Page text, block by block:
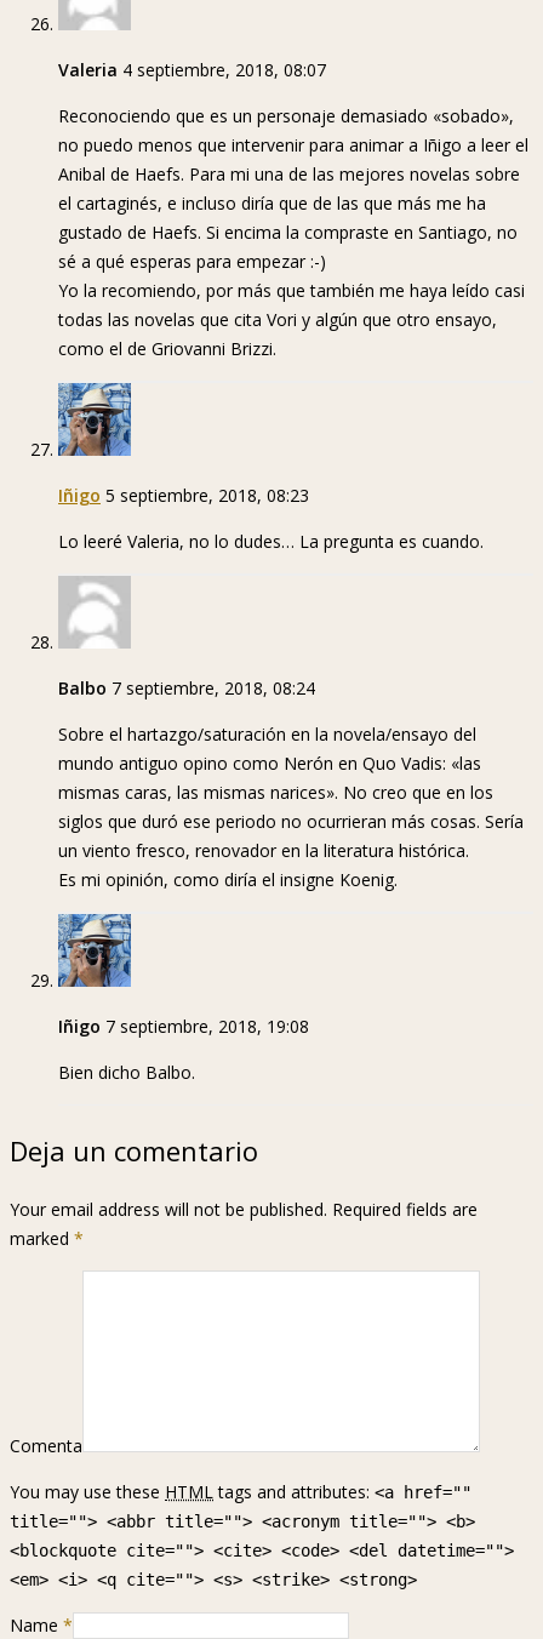
Valeria 4 septiembre, 2018, 08:07
Reconociendo que es un personaje demasiado «sobado»,
no puedo menos que intervenir para animar a Iñigo a leer el
Anibal de Haefs. Para mi una de las mejores novelas sobre
el cartaginés, e incluso diría que de las que más me ha
gustado de Haefs. Si encima la compraste en Santiago, no
sé a qué esperas para empezar :-)
Yo la recomiendo, por más que también me haya leído casi
todas las novelas que cita Vori y algún que otro ensayo,
como el de Griovanni Brizzi.
Iñigo 5 septiembre, 2018, 08:23
Lo leeré Valeria, no lo dudes… La pregunta es cuando.
Balbo 7 septiembre, 2018, 08:24
Sobre el hartazgo/saturación en la novela/ensayo del
mundo antiguo opino como Nerón en Quo Vadis: «las
mismas caras, las mismas narices». No creo que en los
siglos que duró ese periodo no ocurrieran más cosas. Sería
un viento fresco, renovador en la literatura histórica.
Es mi opinión, como diría el insigne Koenig.
Iñigo 7 septiembre, 2018, 19:08
Bien dicho Balbo.
Deja un comentario
Your email address will not be published. Required fields are
marked *
Comenta
You may use these HTMLtags and attributes: <a href=""
title=""> <abbr title=""> <acronym title=""> <b>
<blockquote cite=""> <cite> <code> <del datetime="">
<em> <i> <q cite=""> <s> <strike> <strong>
Name *